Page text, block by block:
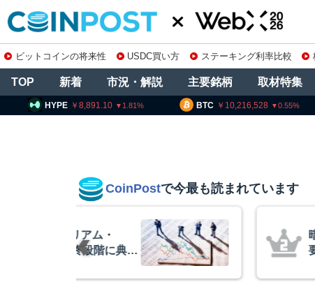
ビットコインの将来性 USDC買い方 ステーキング利率比較
TOP 新着 市況・解説 主要銘柄 取材特集
BTC 10,216,528 0.55 ETH
8,891.10 1.81
CoinPostで今最も読まれています
暗号資産交換
要請、詐欺被